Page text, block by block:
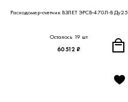
Расходомер-счетчик ВЗЛЕТ ЭРСВ-470Л-В Ду25
Осталось 19 шт
60 512 ₽